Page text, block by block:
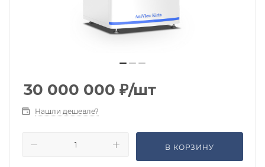
30 000 000 ₽/шт
Нашли дешевле?
В КОРЗИНУ